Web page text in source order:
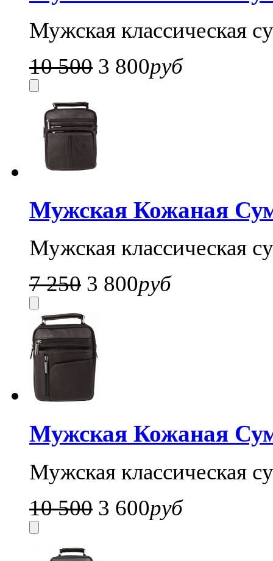
Мужская классическая
10 500 3 800руб
Мужская Кожаная
Мужская классическая
7 250 3 800руб
Мужская Кожаная
Мужская классическая
10 500 3 600руб